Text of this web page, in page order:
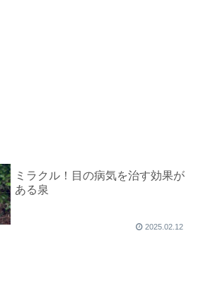
ミラクル！目の病気を治す効果が
ある泉
2025.02.12